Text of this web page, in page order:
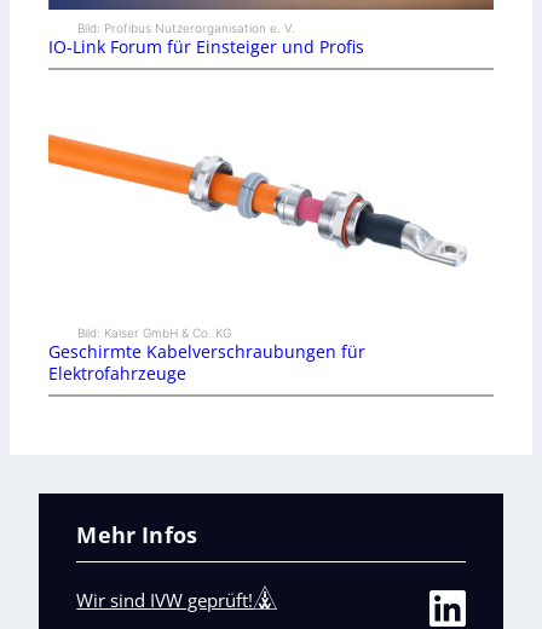
Bild: Profibus Nutzerorganisation e. V.
IO-Link Forum für Einsteiger und Profis
Bild: Kaiser GmbH & Co. KG
Geschirmte Kabelverschraubungen für
Elektrofahrzeuge
Mehr Infos
Wir sind IVW geprüft!